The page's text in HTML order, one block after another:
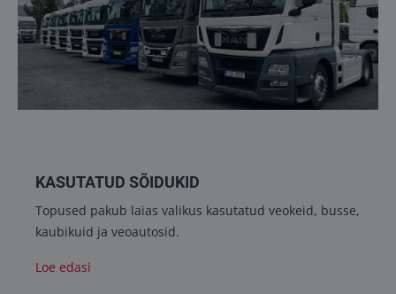
KASUTATUD SÕIDUKID
Topused pakub laias valikus kasutatud veokeid, busse,
kaubikuid ja veoautosid.
Loe edasi